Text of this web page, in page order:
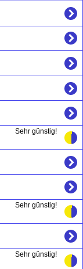
Sehr günstig!
Sehr günstig!
Sehr günstig!